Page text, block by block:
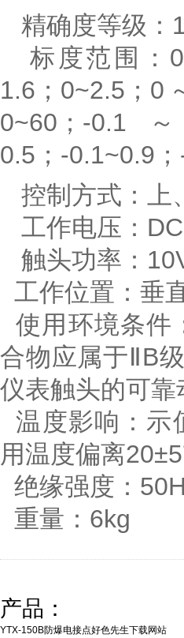
精确度等级：
标度范围：0
1.6；0~2.5；
0~60；-0.1
0.5；-0.1~0.9
控制方式：上
工作电压：
触头功率：
工作位置：垂
使用环境条件
合物应属于ⅡB
仪表触头的可靠
温度影响：示
用温度偏离
绝缘强度：
重量：6kg
产品：